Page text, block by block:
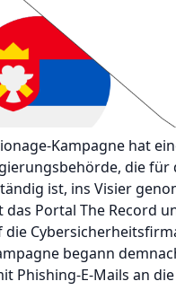
Kampagne hat
die für
ist, ins Visier
das Portal The Record
die
begann
Phishing-E-Mails an die